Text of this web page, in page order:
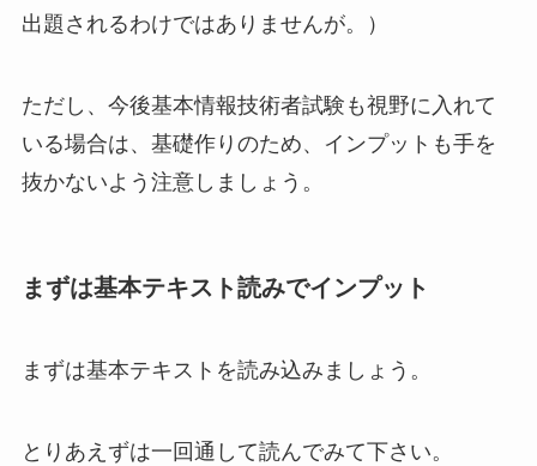
出題されるわけではありませんが。）
ただし、今後基本情報技術者試験も視野に入れて
いる場合は、基礎作りのため、インプットも手を
抜かないよう注意しましょう。
まずは基本テキスト読みでインプット
まずは基本テキストを読み込みましょう。
とりあえずは一回通して読んでみて下さい。